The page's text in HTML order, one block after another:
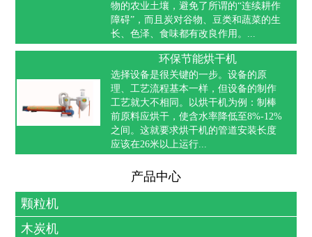
物的农业土壤，避免了所谓的“连续耕作
障碍”，而且炭对谷物、豆类和蔬菜的生
长、色泽、食味都有改良作用。...
环保节能烘干机
选择设备是很关键的一步。设备的原
理、工艺流程基本一样，但设备的制作
工艺就大不相同。以烘干机为例：制棒
前原料应烘干，使含水率降低至8%-12%
之间。这就要求烘干机的管道安装长度
应该在26米以上运行...
产品中心
颗粒机
木炭机